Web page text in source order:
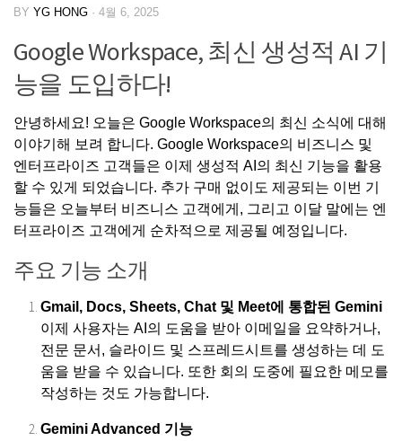
BY YG HONG · 4월 6, 2025
Google Workspace, 최신 생성적 AI 기
능을 도입하다!
안녕하세요! 오늘은 Google Workspace의 최신 소식에 대해
이야기해 보려 합니다. Google Workspace의 비즈니스 및
엔터프라이즈 고객들은 이제 생성적 AI의 최신 기능을 활용
할 수 있게 되었습니다. 추가 구매 없이도 제공되는 이번 기
능들은 오늘부터 비즈니스 고객에게, 그리고 이달 말에는 엔
터프라이즈 고객에게 순차적으로 제공될 예정입니다.
주요 기능 소개
Gmail, Docs, Sheets, Chat 및 Meet에 통합된 Gemini
이제 사용자는 AI의 도움을 받아 이메일을 요약하거나,
전문 문서, 슬라이드 및 스프레드시트를 생성하는 데 도
움을 받을 수 있습니다. 또한 회의 도중에 필요한 메모를
작성하는 것도 가능합니다.
Gemini Advanced 기능